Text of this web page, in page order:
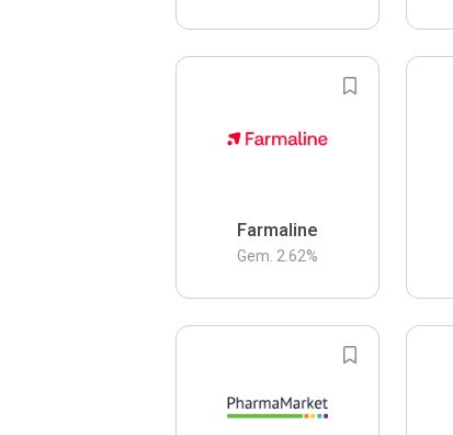
Farmaline
Gem. 2.62%